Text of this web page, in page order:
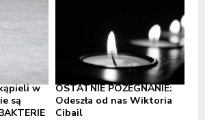
w
są
OSTATNIE POŻEGNANIE:
Odeszła od nas Wiktoria
Cibail